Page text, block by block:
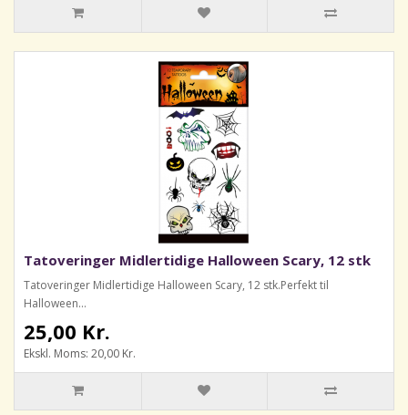
Tatoveringer Midlertidige Halloween Scary, 12 stk
Tatoveringer Midlertidige Halloween Scary, 12 stk.Perfekt til
Halloween...
25,00 Kr.
Ekskl. Moms: 20,00 Kr.